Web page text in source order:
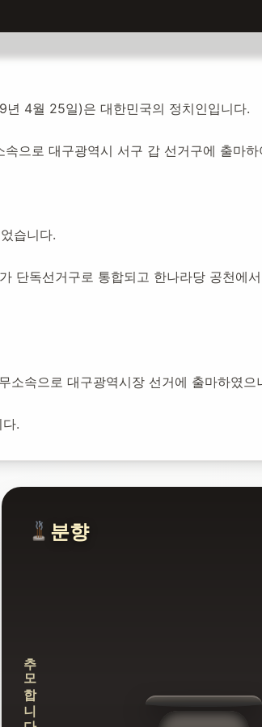
소 개설:2020년 11월 9일
년 4월 25일)은 대한민국의 정치인입니다.
으로 대구광역시 서구 갑 선거구에 출마
습니다.
단독선거구로 통합되고 한나라당 공천에
소속으로 대구광역시장 선거에 출마하였
.
분향
추모합니다